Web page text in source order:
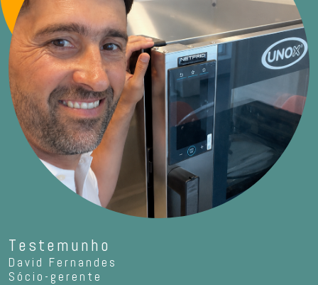
Testemunho
David Fernandes
Sócio-gerente